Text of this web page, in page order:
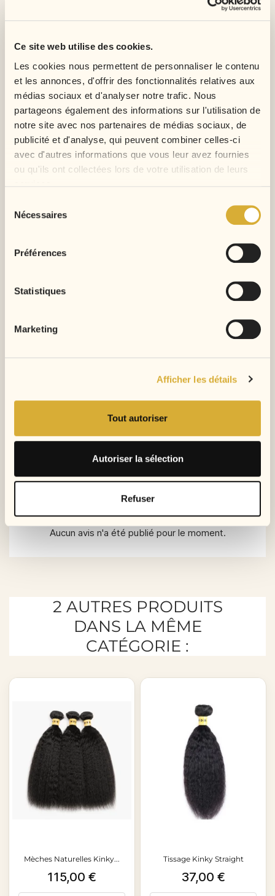
Ce site web utilise des cookies.
Les cookies nous permettent de personnaliser le contenu
et les annonces, d'offrir des fonctionnalités relatives aux
médias sociaux et d'analyser notre trafic. Nous
partageons également des informations sur l'utilisation de
notre site avec nos partenaires de médias sociaux, de
publicité et d'analyse, qui peuvent combiner celles-ci
avec d'autres informations que vous leur avez fournies
ou qu'ils ont collectées lors de votre utilisation de leurs
Nécessaires
Préférences
Statistiques
Marketing
Afficher les détails
Tout autoriser
Autoriser la sélection
Refuser
Oui. Le kit est prêt à poser, les clips se fixent
facilement et vous pouvez changer de coiffure
sans technique lourde.
Quelle différence avec les clips Kinky Curly ?
Le Kinky Straight donne un rendu plus étiré, plus
proche du cheveu afro brushé ou défrisé. Le
Kinky Curly apporte des boucles plus visibles et
plus de densité bouclée.
Aucun avis n'a été publié pour le moment.
2 AUTRES PRODUITS
DANS LA MÊME
CATÉGORIE :
Mèches Naturelles Kinky...
Prix
115,00 €
Tissage Kinky Straight
Prix
37,00 €